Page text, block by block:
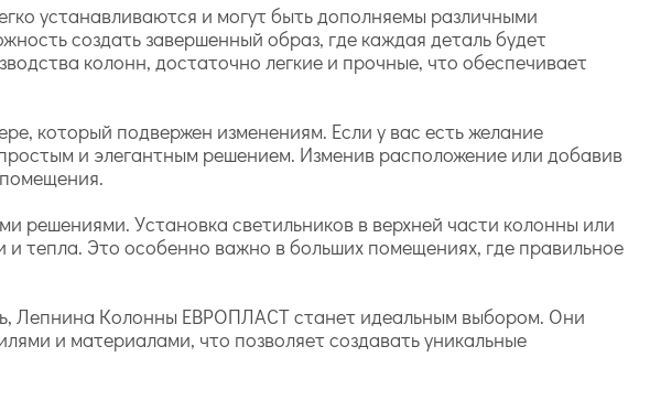
устанавливаются и могут быть дополняемы различными
создать завершенный образ, где каждая деталь будет
колонн, достаточно легкие и прочные, что обеспечивает
который подвержен изменениям. Если у вас есть желание
и элегантным решением. Изменив расположение или добавив
решениями. Установка светильников в верхней части колонны или
тепла. Это особенно важно в больших помещениях, где правильное
Лепнина Колонны ЕВРОПЛАСТ станет идеальным выбором. Они
и материалами, что позволяет создавать уникальные